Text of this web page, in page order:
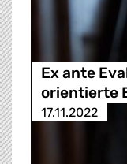
Ex ante
orientierte
17.11.2022